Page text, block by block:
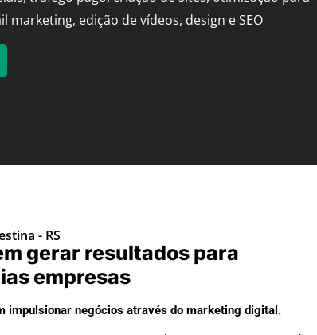
marketing, edição de vídeos, design e SEO
- RS
gerar resultados para
empresas
impulsionar negócios através do marketing digital.